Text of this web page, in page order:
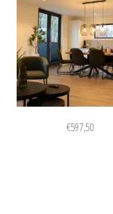
€597,50